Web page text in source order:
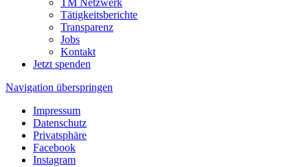
TM Netzwerk
Tätigkeitsberichte
Transparenz
Jobs
Kontakt
Jetzt spenden
Navigation überspringen
Impressum
Datenschutz
Privatsphäre
Facebook
Instagram